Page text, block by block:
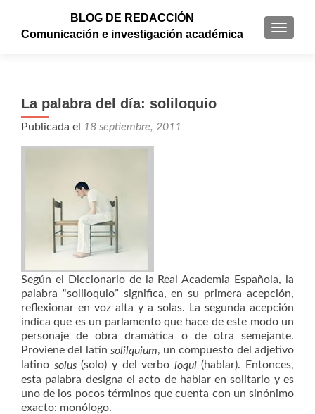
BLOG DE REDACCIÓN
Comunicación e investigación académica
La palabra del día: soliloquio
Publicada el 18 septiembre, 2011
Según el Diccionario de la Real Academia Española, la
palabra “soliloquio” significa, en su primera acepción,
reflexionar en voz alta y a solas. La segunda acepción
indica que es un parlamento que hace de este modo un
personaje de obra dramática o de otra semejante.
Proviene del latín solilquium, un compuesto del adjetivo
latino solus(solo) y del verbo loqui(hablar). Entonces,
esta palabra designa el acto de hablar en solitario y es
uno de los pocos términos que cuenta con un sinónimo
exacto: monólogo.